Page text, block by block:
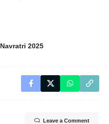
Navratri 2025
Leave a Comment